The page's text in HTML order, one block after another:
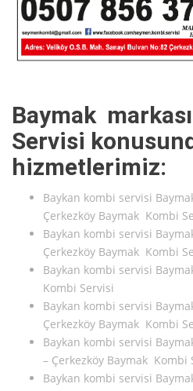
Baymak
Servisi
hizmetlerimiz:
Baykan kombi servisi
Çerkezköy Baymak Kombi
Baykan kombi servisi
Çerkezköy Baymak Kombi
Baykan kombi servisi
Kombi Servisi
Baykan kombi servisi
Çerkezköy Baymak Kombi
Baykan kombi servisi
– Çerkezköy Baymak Kombi
Baykan kombi servisi